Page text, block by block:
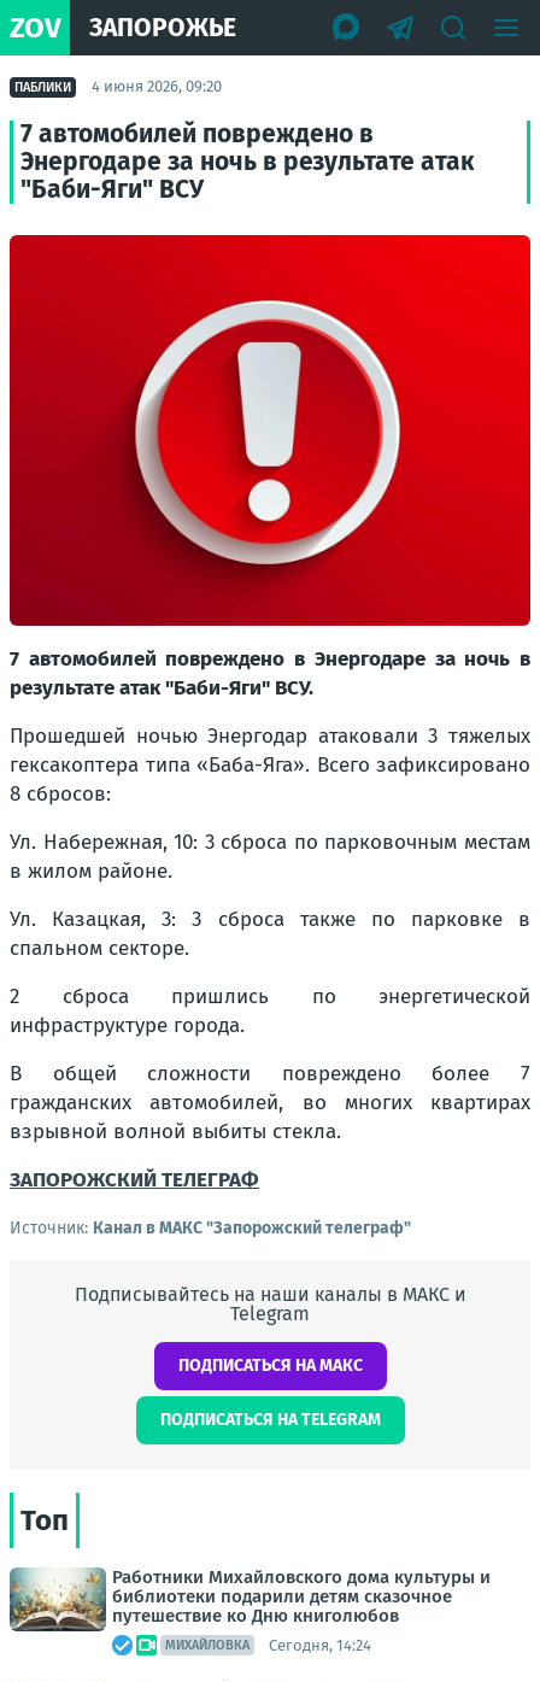
ZOV ЗАПОРОЖЬЕ
ПАБЛИКИ 4 июня 2026, 09:20
7 автомобилей повреждено в
Энергодаре за ночь в результате атак
"Баби-Яги" ВСУ
7 автомобилей повреждено в Энергодаре за ночь в
результате атак "Баби-Яги" ВСУ.
Прошедшей ночью Энергодар атаковали 3 тяжелых
гексакоптера типа «Баба-Яга». Всего зафиксировано
8 сбросов:
Ул. Набережная, 10: 3 сброса по парковочным местам
в жилом районе.
Ул. Казацкая, 3: 3 сброса также по парковке в
спальном секторе.
2 сброса пришлись по энергетической
инфраструктуре города.
В общей сложности повреждено более 7
гражданских автомобилей, во многих квартирах
взрывной волной выбиты стекла.
ЗАПОРОЖСКИЙ ТЕЛЕГРАФ
Источник: Канал в МАКС "Запорожский телеграф"
Подписывайтесь на наши каналы в МАКС и
Telegram
ПОДПИСАТЬСЯ НА МАКС
ПОДПИСАТЬСЯ НА TELEGRAM
Топ
Работники Михайловского дома культуры и
библиотеки подарили детям сказочное
путешествие ко Дню книголюбов
МИХАЙЛОВКА Сегодня, 14:24